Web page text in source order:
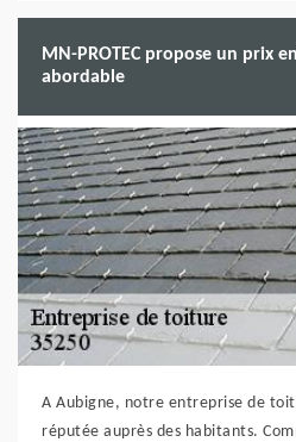
MN-PROTEC propose un prix
abordable
A Aubigne, notre entreprise de
réputée auprès des habitants.